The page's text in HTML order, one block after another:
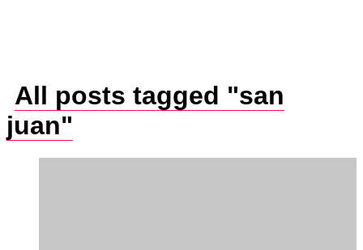
All posts tagged "san
juan"